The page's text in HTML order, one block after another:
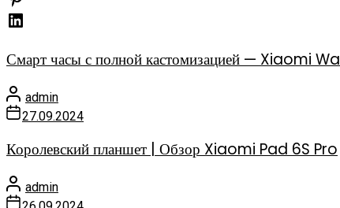
Смарт часы с полной кастомизацией — Xiaomi
admin
27.09.2024
Королевский планшет | Обзор Xiaomi Pad 6S Pro
admin